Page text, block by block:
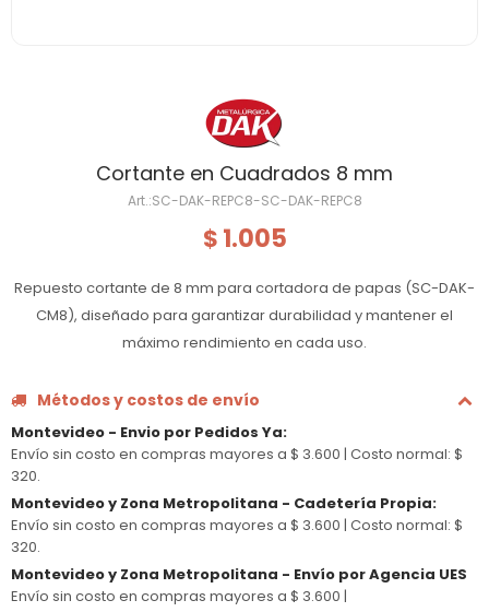
Cortante en Cuadrados 8 mm
SC-DAK-REPC8-SC-DAK-REPC8
$ 1.005
Repuesto cortante de 8 mm para cortadora de papas (SC-DAK-
CM8), diseñado para garantizar durabilidad y mantener el
máximo rendimiento en cada uso.
Métodos y costos de envío
Montevideo - Envio por Pedidos Ya:
Envío sin costo en compras mayores a $ 3.600 | Costo normal: $
320.
Montevideo y Zona Metropolitana - Cadetería Propia:
Envío sin costo en compras mayores a $ 3.600 | Costo normal: $
320.
Montevideo y Zona Metropolitana - Envío por Agencia UES
Envío sin costo en compras mayores a $ 3.600 |